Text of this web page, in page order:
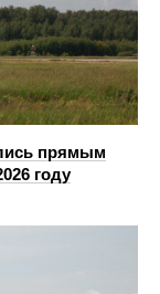
прямым
году